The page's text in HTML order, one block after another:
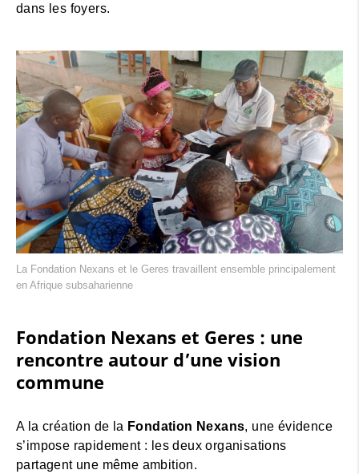
dans les foyers.
La Fondation Nexans et le Geres travaillent ensemble principalement
en Afrique subsaharienne
Fondation Nexans et Geres : une
rencontre autour d’une vision
commune
A la création de la Fondation Nexans, une évidence
s’impose rapidement : les deux organisations
partagent une même ambition.